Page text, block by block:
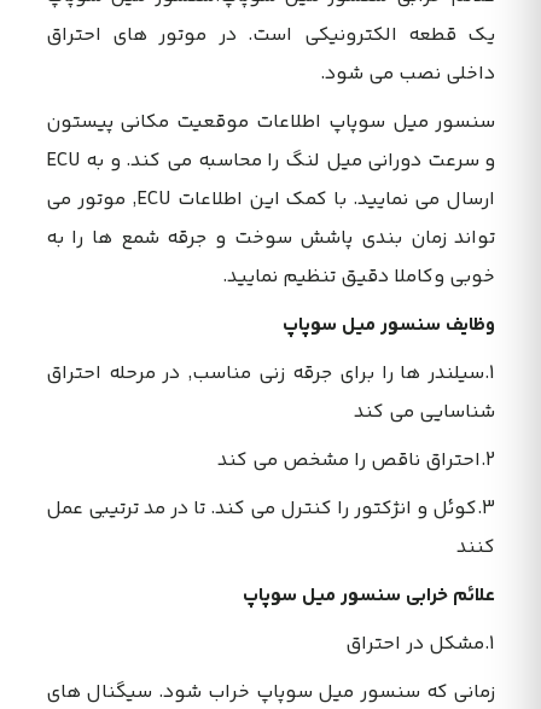
یک قطعه الکترونیکی است. در موتور های احتراق
داخلی نصب می شود.
سنسور میل سوپاپ اطلاعات موقعیت مکانی پیستون
و سرعت دورانی میل لنگ را محاسبه می کند. و به ECU
ارسال می نمایید. با کمک این اطلاعات ECU, موتور می
تواند زمان بندی پاشش سوخت و جرقه شمع ها را به
خوبی وکاملا دقیق تنظیم نمایید.
وظایف سنسور میل سوپاپ
1.سیلندر ها را برای جرقه زنی مناسب, در مرحله احتراق
شناسایی می کند
2.احتراق ناقص را مشخص می کند
3.کوئل و انژکتور را کنترل می کند. تا در مد ترتیبی عمل
کنند
علائم خرابی سنسور میل سوپاپ
1.مشکل در احتراق
زمانی که سنسور میل سوپاپ خراب شود. سیگنال های